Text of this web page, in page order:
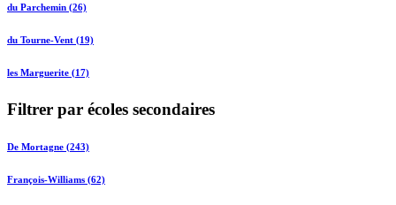
du Parchemin (26)
du Tourne-Vent (19)
les Marguerite (17)
Filtrer par écoles secondaires
De Mortagne (243)
François-Williams (62)